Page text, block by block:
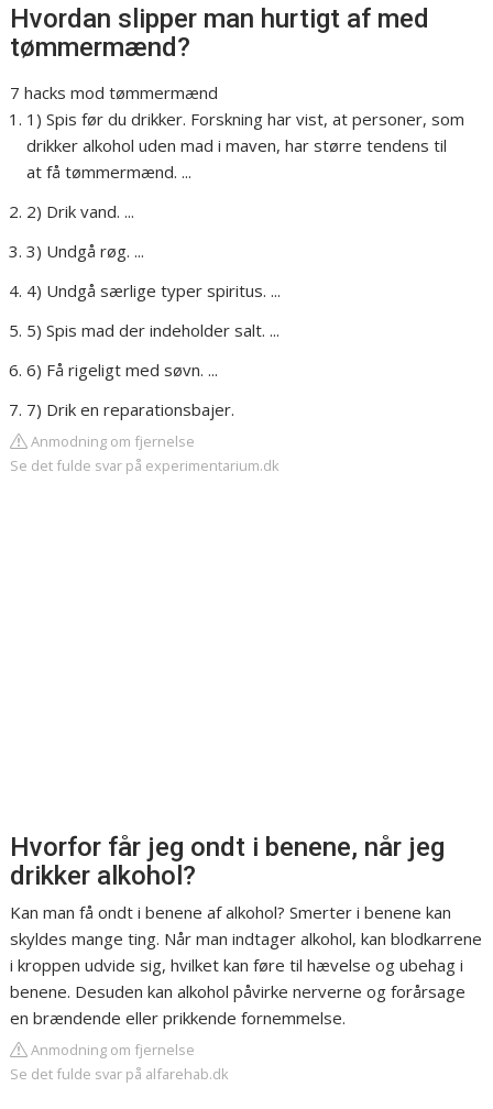
Hvordan slipper man hurtigt af med
tømmermænd?
7 hacks mod tømmermænd
1) Spis før du drikker. Forskning har vist, at personer, som
drikker alkohol uden mad i maven, har større tendens til
at få tømmermænd. ...
2) Drik vand. ...
3) Undgå røg. ...
4) Undgå særlige typer spiritus. ...
5) Spis mad der indeholder salt. ...
6) Få rigeligt med søvn. ...
7) Drik en reparationsbajer.
Anmodning om fjernelse
Se det fulde svar på experimentarium.dk
Hvorfor får jeg ondt i benene, når jeg
drikker alkohol?
Kan man få ondt i benene af alkohol? Smerter i benene kan
skyldes mange ting. Når man indtager alkohol, kan blodkarrene
i kroppen udvide sig, hvilket kan føre til hævelse og ubehag i
benene. Desuden kan alkohol påvirke nerverne og forårsage
en brændende eller prikkende fornemmelse.
Anmodning om fjernelse
Se det fulde svar på alfarehab.dk